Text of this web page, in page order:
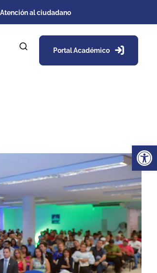
Atención al ciudadano
Portal Académico